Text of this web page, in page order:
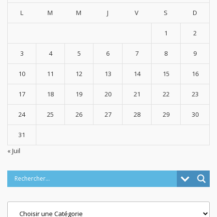
L M M J V S D
1 2
3 4 5 6 7 8 9
10 11 12 13 14 15 16
17 18 19 20 21 22 23
24 25 26 27 28 29 30
31
« Juil